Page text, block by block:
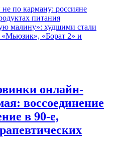
по карману: россияне
питания
малину»: худшими стали
«Мьюзик», «Борат 2» и
онлайн-
воссоединение
в 90-е,